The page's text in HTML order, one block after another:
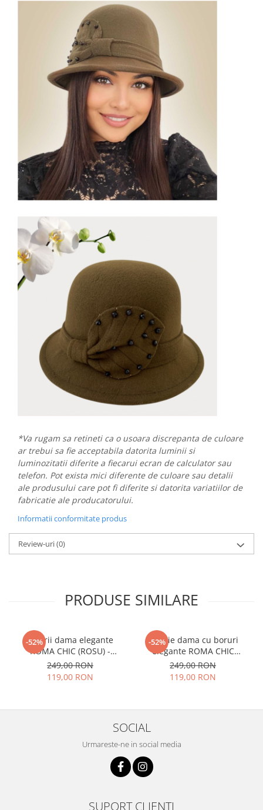
*Va rugam sa retineti ca o usoara discrepanta de culoare
ar trebui sa fie acceptabila datorita luminii si
luminozitatii diferite a fiecarui ecran de calculator sau
telefon. Pot exista mici diferente de culoare sau detalii
ale produsului care pot fi diferite si datorita variatiilor de
fabricatie ale producatorului.
Informatii conformitate produs
Review-uri(0)
PRODUSE SIMILARE
-52%
Palarii dama elegante
ROMA CHIC (ROSU) -
marime unica, reglabila
249,00 RON
119,00 RON
-52%
Palarie dama cu boruri
elegante ROMA CHIC
(GRENA) - marime unica,
reglabila
249,00 RON
119,00 RON
SOCIAL
Urmareste-ne in social media
SUPORT CLIENTI